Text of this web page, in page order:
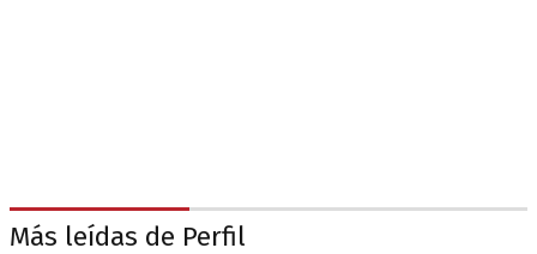
Más leídas de Perfil